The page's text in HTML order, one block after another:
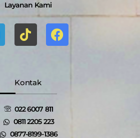
Layanan Kami
m
T
i
k
k
F
a
c
o
Kontak
022 6007 811
0811 2205 223
0877-8199-1386